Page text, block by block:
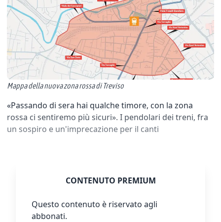
Mappa della nuova zona rossa di Treviso
«Passando di sera hai qualche timore, con la zona
rossa ci sentiremo più sicuri». I pendolari dei treni, fra
un sospiro e un'imprecazione per il canti
CONTENUTO PREMIUM
Questo contenuto è riservato agli
abbonati.